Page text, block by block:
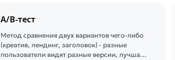
A/B-тест
Метод сравнения двух вариантов чего-либо
(креатив, лендинг, заголовок) - разные
пользователи видят разные версии, лучша…